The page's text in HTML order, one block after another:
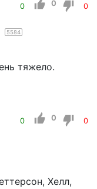
0 0 0
5584
тяжело.
0 0 0
Хелл,